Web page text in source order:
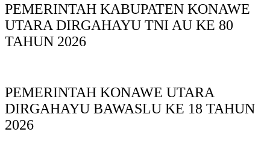
PEMERINTAH KABUPATEN KONAWE
UTARA DIRGAHAYU TNI AU KE 80
TAHUN 2026
PEMERINTAH KONAWE UTARA
DIRGAHAYU BAWASLU KE 18 TAHUN
2026